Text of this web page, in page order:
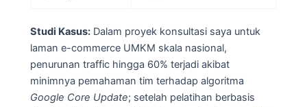
Studi Kasus: Dalam proyek konsultasi saya untuk
laman e-commerce UMKM skala nasional,
penurunan traffic hingga 60% terjadi akibat
minimnya pemahaman tim terhadap algoritma
Google Core Update; setelah pelatihan berbasis